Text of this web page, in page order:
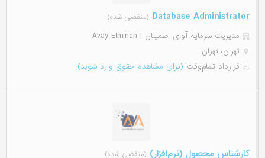
Database Administrator (منقضی شده)
مدیریت سرمایه آوای اطمینان | Avay Etminan
تهران، تهران
قرارداد تمام‌وقت (برای مشاهده حقوق وارد شوید)
کارشناس محصول (نرم‌افزار) (منقضی شده)